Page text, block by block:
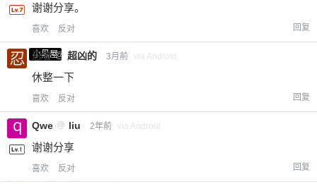
谢谢分享。
喜欢 反对 回复
小黑屋
忍者 @ 超凶的 3月前 via Android
休整一下
喜欢 反对 回复
Qwe @ liu 2年前 via Android
谢谢分享
喜欢 反对 回复